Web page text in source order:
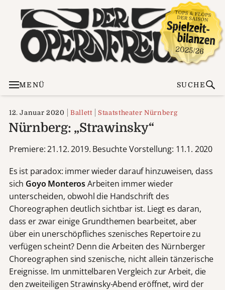
MENÜ SUCHE
12. Januar 2020 Ballett Staatstheater Nürnberg
Nürnberg: „Strawinsky“
Premiere: 21.12. 2019. Besuchte Vorstellung: 11.1. 2020
Es ist paradox: immer wieder darauf hinzuweisen, dass
sich Goyo MonterosArbeiten immer wieder
unterscheiden, obwohl die Handschrift des
Choreographen deutlich sichtbar ist. Liegt es daran,
dass er zwar einige Grundthemen bearbeitet, aber
über ein unerschöpfliches szenisches Repertoire zu
verfügen scheint? Denn die Arbeiten des Nürnberger
Choreographen sind szenische, nicht allein tänzerische
Ereignisse. Im unmittelbaren Vergleich zur Arbeit, die
den zweiteiligen Strawinsky-Abend eröffnet, wird der